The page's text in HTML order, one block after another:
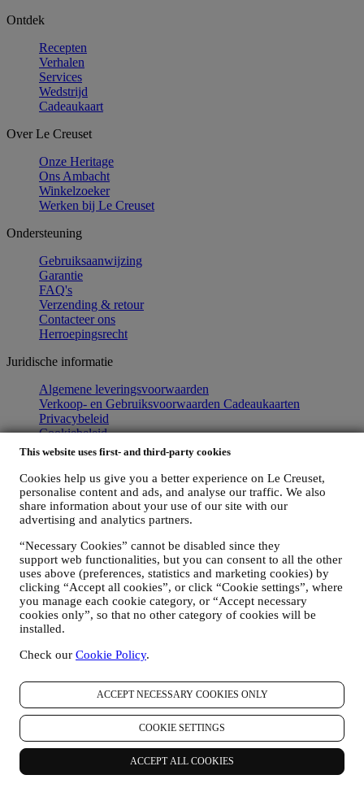
This website uses first- and third-party cookies
Cookies help us give you a better experience on Le Creuset,
personalise content and ads, and analyse our traffic. We also
share information about your use of our site with our
advertising and analytics partners.
“Necessary Cookies” cannot be disabled since they
support web functionalities, but you can consent to all the other
uses above (preferences, statistics and marketing cookies) by
clicking “Accept all cookies”, or click “Cookie settings”, where
you manage each cookie category, or “Accept necessary
cookies only”, so that no other category of cookies will be
installed.
Check our Cookie Policy.
ACCEPT NECESSARY COOKIES ONLY
COOKIE SETTINGS
ACCEPT ALL COOKIES
Ontdek
Recepten
Verhalen
Services
Wedstrijd
Cadeaukaart
Over Le Creuset
Onze Heritage
Ons Ambacht
Winkelzoeker
Werken bij Le Creuset
Ondersteuning
Gebruiksaanwijzing
Garantie
FAQ's
Verzending & retour
Contacteer ons
Herroepingsrecht
Juridische informatie
Algemene leveringsvoorwaarden
Verkoop- en Gebruiksvoorwaarden Cadeaukaarten
Privacybeleid
Cookiebeleid
Algemene Gebruiksvoorwaarden
Privacyverklaring - Retail-CCTV
Copyright © 2026, Le Creuset Benelux NV. All rights reserved. BE
0880 053 779.
Juridische Informatie
Gebruiksvoorwaarden Cadeaukaarten PRIVACYBELEID
COOKIEBELEIDALGEMENE GEBRUIKSVOORWAARDEN
Privacyverklaring van
Le Creuset
Het onderstaande privacybeleid is van toepassing op consumenten.
Als u een zakelijke partner van ons bent, bekijk dan
privacybeleid.
persoonsgegevens te beschermen! Wij zullen altijd open zijn over
hoe en waarom we uw gegevens gebruiken.
Veiligheid bij online aankopen is onze prioriteit
Uw persoonsgegevens worden veilig en strikt vertrouwelijk
behandeld, in overeenstemming met de Europese en nationale
wetgeving inzake gegevensbescherming. Wij weten dat veiligheid
erg belangrijk is bij online aankopen, dus gebruiken wij de nieuwste